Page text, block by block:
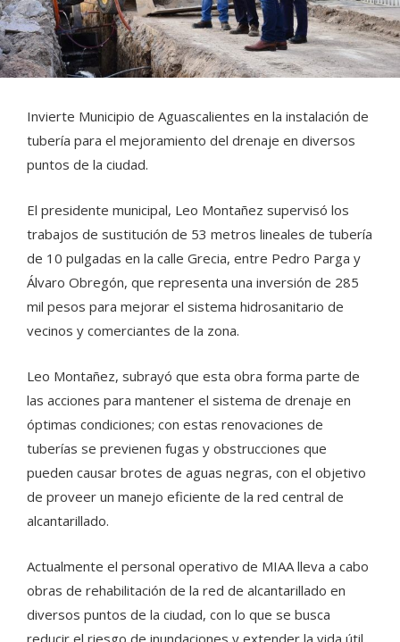
Invierte Municipio de Aguascalientes en la instalación de
tubería para el mejoramiento del drenaje en diversos
puntos de la ciudad.
El presidente municipal, Leo Montañez supervisó los
trabajos de sustitución de 53 metros lineales de tubería
de 10 pulgadas en la calle Grecia, entre Pedro Parga y
Álvaro Obregón, que representa una inversión de 285
mil pesos para mejorar el sistema hidrosanitario de
vecinos y comerciantes de la zona.
Leo Montañez, subrayó que esta obra forma parte de
las acciones para mantener el sistema de drenaje en
óptimas condiciones; con estas renovaciones de
tuberías se previenen fugas y obstrucciones que
pueden causar brotes de aguas negras, con el objetivo
de proveer un manejo eficiente de la red central de
alcantarillado.
Actualmente el personal operativo de MIAA lleva a cabo
obras de rehabilitación de la red de alcantarillado en
diversos puntos de la ciudad, con lo que se busca